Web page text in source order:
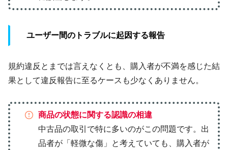
ユーザー間のトラブルに起因する報告
規約違反とまでは言えなくとも、購入者が不満を感じた結
果として違反報告に至るケースも少なくありません。
商品の状態に関する認識の相違
中古品の取引で特に多いのがこの問題です。出
品者が「軽微な傷」と考えていても、購入者が